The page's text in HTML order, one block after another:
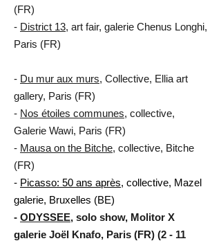
(FR)
- District 13, art fair, galerie Chenus Longhi,
Paris (FR)
- Du mur aux murs, Collective, Ellia art
gallery, Paris (FR)
- Nos étoiles communes, collective,
Galerie Wawi, Paris (FR)
- Mausa on the Bitche, collective, Bitche
(FR)
- Picasso: 50 ans après, collective, Mazel
galerie, Bruxelles (BE)
- ODYSSEE, solo show, Molitor X
galerie Joël Knafo, Paris (FR) (2 - 11